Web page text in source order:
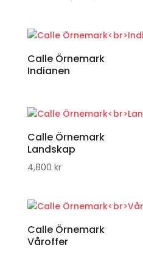
Calle Örnemark
Indianen
Calle Örnemark
Landskap
4,800 kr
Calle Örnemark
Våroffer